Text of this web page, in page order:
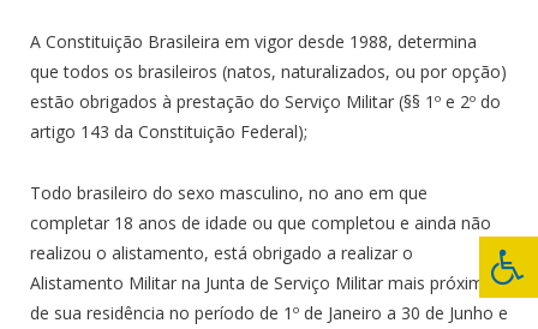
A Constituição Brasileira em vigor desde 1988, determina
que todos os brasileiros (natos, naturalizados, ou por opção)
estão obrigados à prestação do Serviço Militar (§§ 1º e 2º do
artigo 143 da Constituição Federal);
Todo brasileiro do sexo masculino, no ano em que
completar 18 anos de idade ou que completou e ainda não
realizou o alistamento, está obrigado a realizar o
Alistamento Militar na Junta de Serviço Militar mais próxima
de sua residência no período de 1º de Janeiro a 30 de Junho e